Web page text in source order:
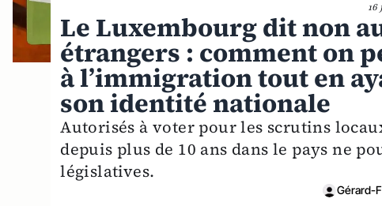
16
Le Luxembourg dit non
étrangers : comment on
à l’immigration tout en
son identité nationale
Autorisés à voter pour les scrutins
depuis plus de 10 ans dans le pays ne
législatives.
Gérard-